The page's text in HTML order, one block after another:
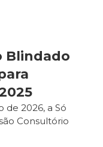
Blindado
de 2026, a Só
Consultório